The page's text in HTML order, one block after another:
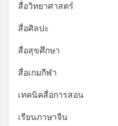
สื่อวิทยาศาสตร์
สื่อศิลปะ
สื่อสุขศึกษา
สื่อเกมกีฬา
เทคนิคสื่อการสอน
เรียนภาษาจีน